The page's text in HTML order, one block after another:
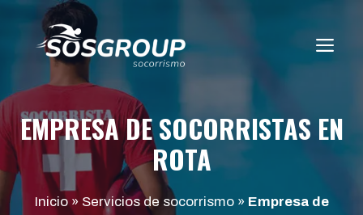
contenido
EMPRESA DE SOCORRISTAS EN
ROTA
Inicio» Servicios de socorrismo» Empresa de